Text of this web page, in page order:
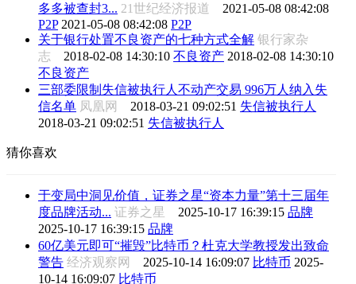
多多被查封3... 21世纪经济报道 2021-05-08 08:42:08
P2P 2021-05-08 08:42:08 P2P
关于银行处置不良资产的七种方式全解 银行家杂
志 2018-02-08 14:30:10 不良资产 2018-02-08 14:30:10
不良资产
三部委限制失信被执行人不动产交易 996万人纳入失
信名单 凤凰网 2018-03-21 09:02:51 失信被执行人
2018-03-21 09:02:51 失信被执行人
猜你喜欢
于变局中洞见价值，证券之星“资本力量”第十三届年
度品牌活动... 证券之星 2025-10-17 16:39:15 品牌
2025-10-17 16:39:15 品牌
60亿美元即可“摧毁”比特币？杜克大学教授发出致命
警告 经济观察网 2025-10-14 16:09:07 比特币 2025-
10-14 16:09:07 比特币